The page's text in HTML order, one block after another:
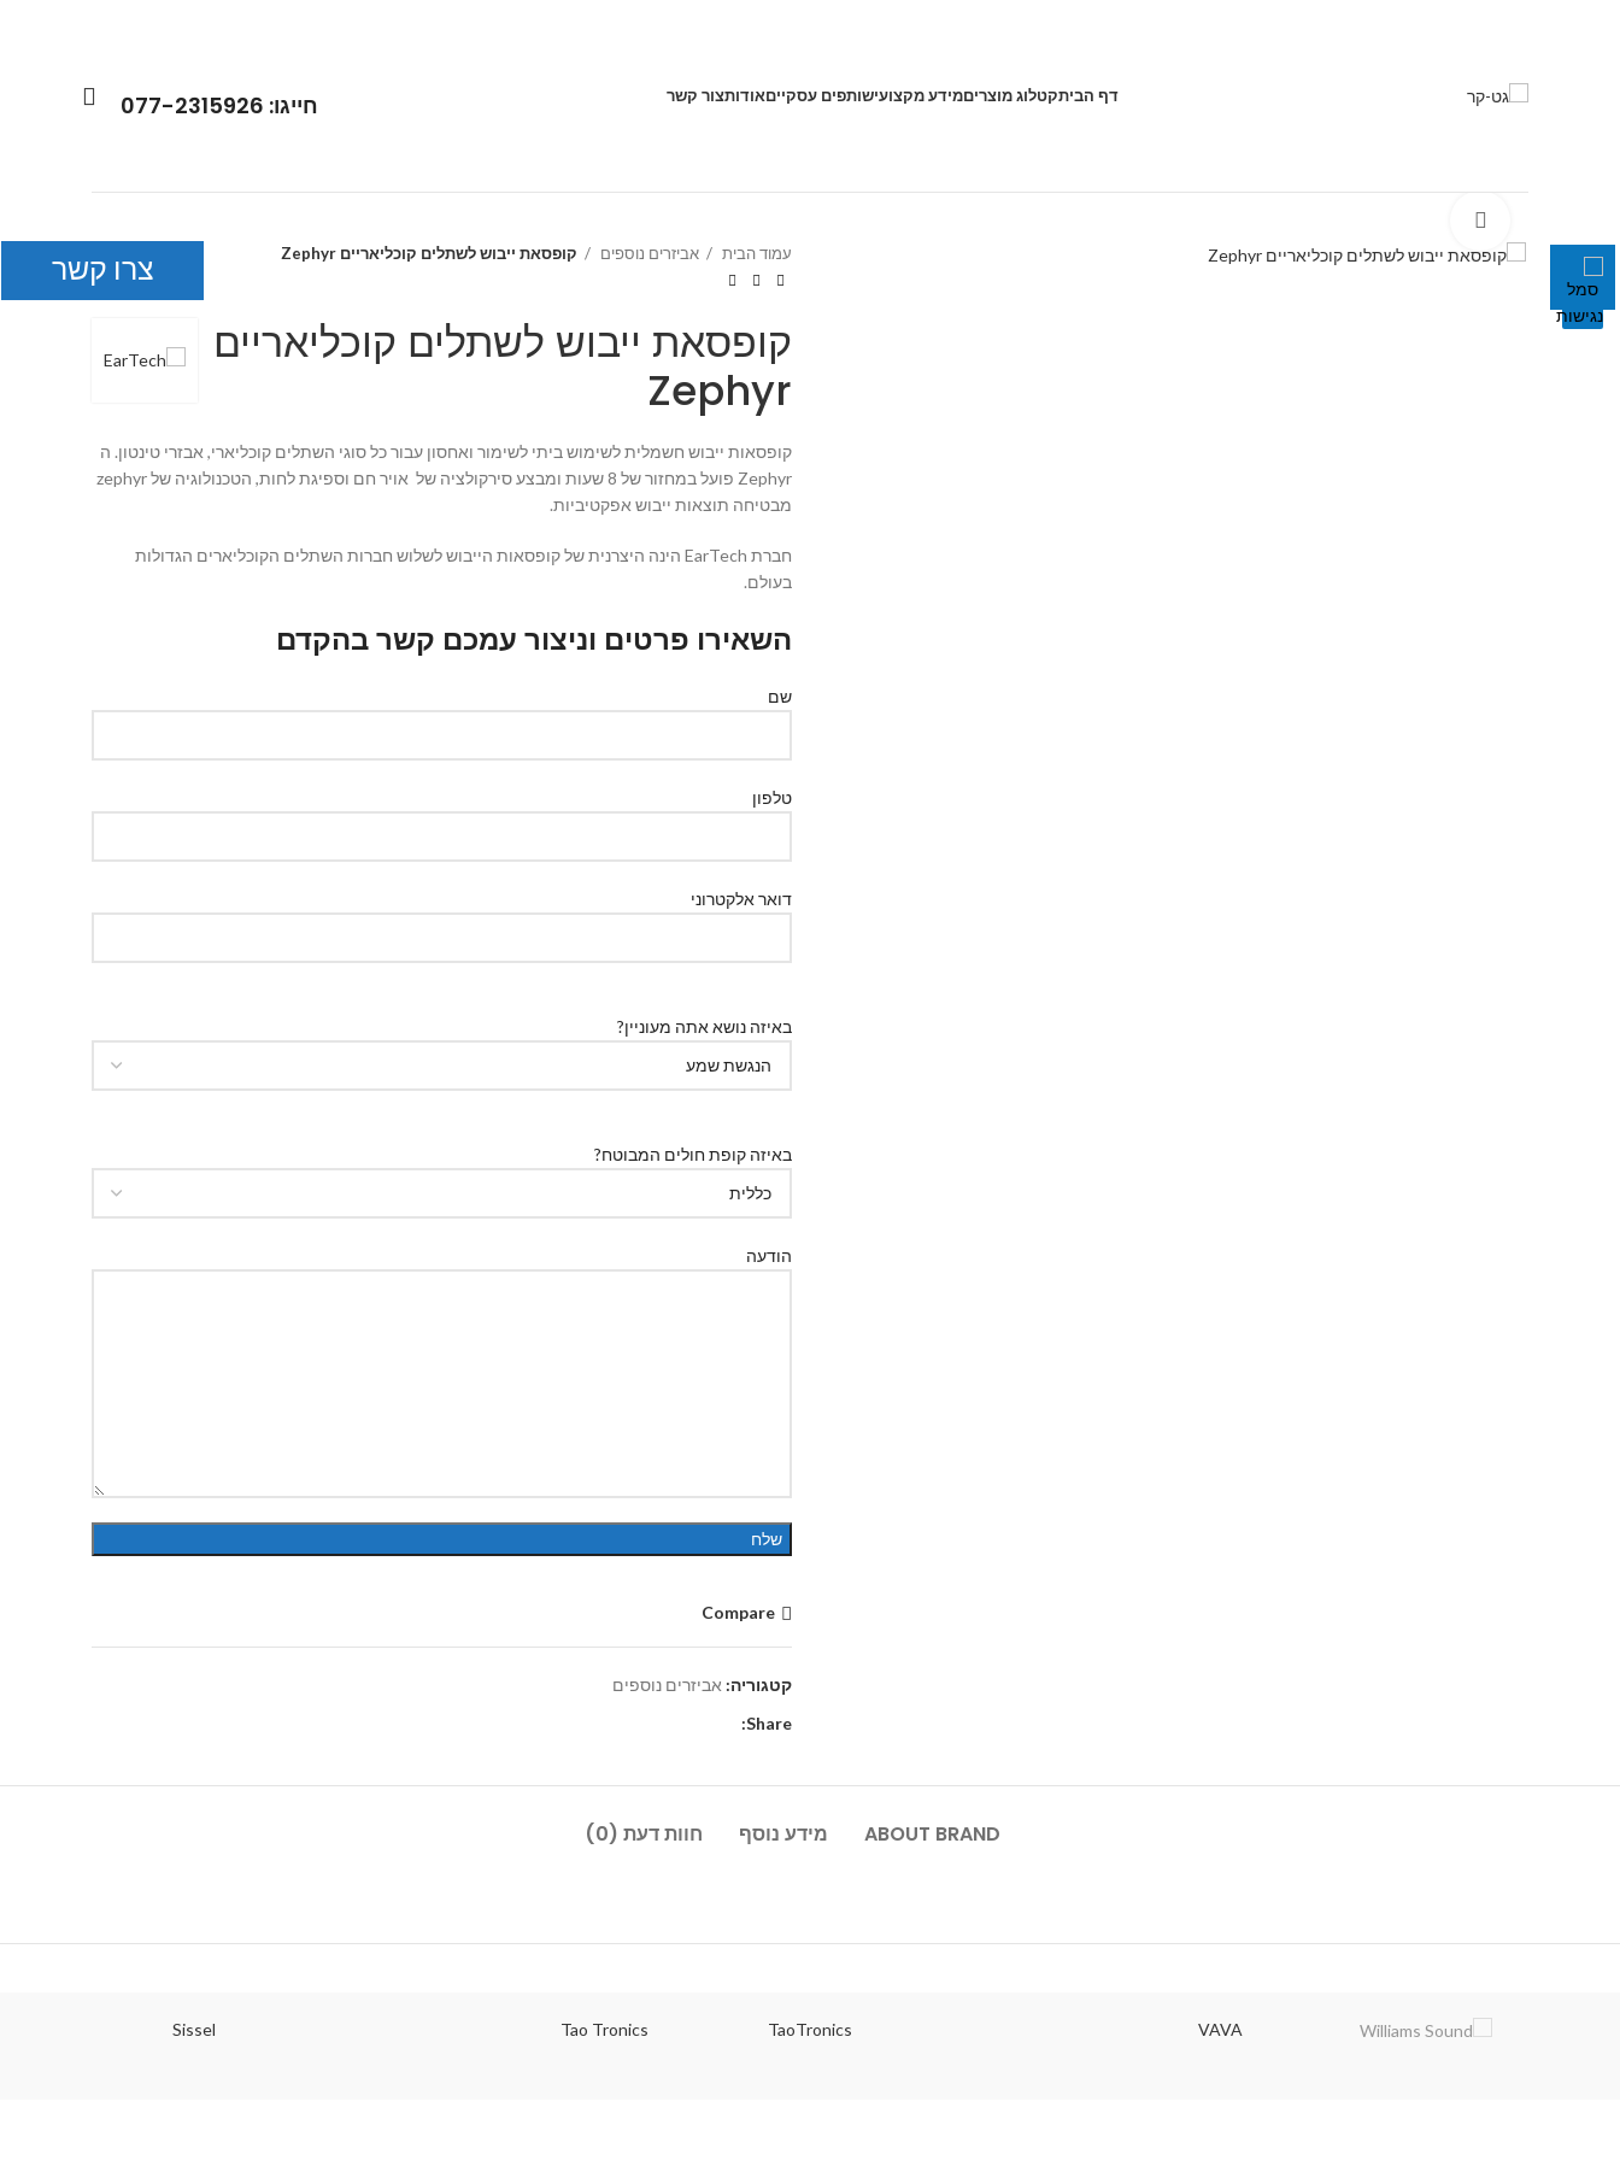
דף הביתקטלוג מוצריםמידע מקצועישותפים עסקייםאודותצור קשר חייגו: 077-2315926
עמוד הבית
אביזרים נוספים קופסאת ייבוש לשתלים קוכליאריים Zephyr
קופסאת ייבוש לשתלים קוכליאריים
Zephyr
קופסאות ייבוש חשמלית לשימוש ביתי לשימור ואחסון עבור כל סוגי השתלים קוכליארי, אבזרי טינטון. ה
Zephyr פועל במחזור של 8 שעות ומבצע סירקולציה של אויר חם וספיגת לחות, הטכנולוגיה של zephyr
מבטיחה תוצאות ייבוש אפקטיביות.
חברת EarTech הינה היצרנית של קופסאות הייבוש לשלוש חברות השתלים הקוכליארים הגדולות
בעולם.
השאירו פרטים וניצור עמכם קשר בהקדם
שם
טלפון
דואר אלקטרוני
באיזה נושא אתה מעוניין?
באיזה קופת חולים המבוטח?
הודעה
Compare
קטגוריה: אביזרים נוספים
Share:
ABOUT BRAND מידע נוסף חוות דעת (0)
VAVA
TaoTronics
Tao Tronics
Sissel
צרו קשר